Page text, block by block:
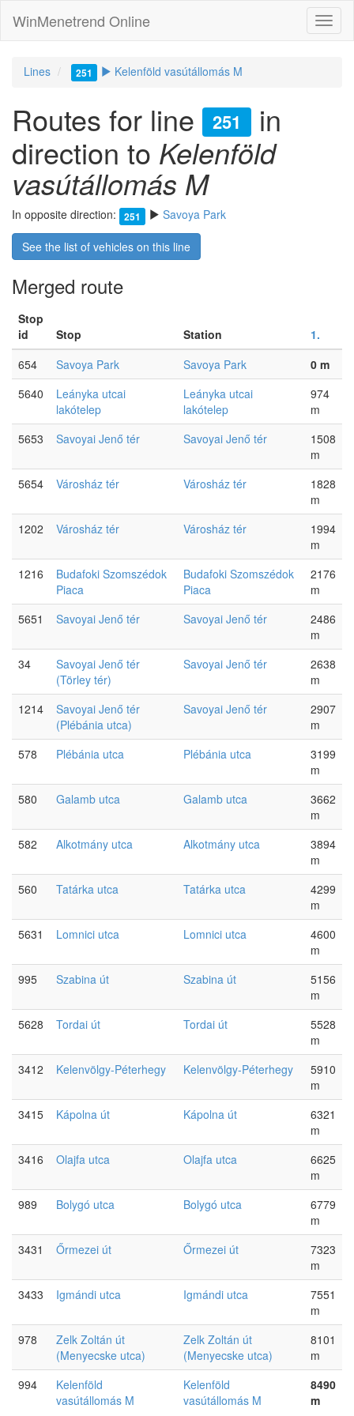
WinMenetrend Online
Lines 251 Kelenföld vasútállomás M
Routes for line 251
in
direction to Kelenföld
vasútállomás M
In opposite direction: 251 Savoya Park
See the list of vehicles on this line
Merged route
Stop
id
Stop Station
1.
654
Savoya Park Savoya Park
0 m
5640
Leányka utcai
lakótelep
Leányka utcai
lakótelep
974
m
5653
Savoyai Jenő tér Savoyai Jenő tér
1508
m
5654
Városház tér Városház tér
1828
m
1202
Városház tér Városház tér
1994
m
1216
Budafoki Szomszédok
Piaca
Budafoki Szomszédok
Piaca
2176
m
5651
Savoyai Jenő tér Savoyai Jenő tér
2486
m
34
Savoyai Jenő tér
(Törley tér)
Savoyai Jenő tér
2638
m
1214
Savoyai Jenő tér
(Plébánia utca)
Savoyai Jenő tér
2907
m
578
Plébánia utca Plébánia utca
3199
m
580
Galamb utca Galamb utca
3662
m
582
Alkotmány utca Alkotmány utca
3894
m
560
Tatárka utca Tatárka utca
4299
m
5631
Lomnici utca Lomnici utca
4600
m
995
Szabina út Szabina út
5156
m
5628
Tordai út Tordai út
5528
m
3412
Kelenvölgy-Péterhegy Kelenvölgy-Péterhegy
5910
m
3415
Kápolna út Kápolna út
6321
m
3416
Olajfa utca Olajfa utca
6625
m
989
Bolygó utca Bolygó utca
6779
m
3431
Őrmezei út Őrmezei út
7323
m
3433
Igmándi utca Igmándi utca
7551
m
978
Zelk Zoltán út
(Menyecske utca)
Zelk Zoltán út
(Menyecske utca)
8101
m
994
Kelenföld
vasútállomás M
Kelenföld
vasútállomás M
8490
m